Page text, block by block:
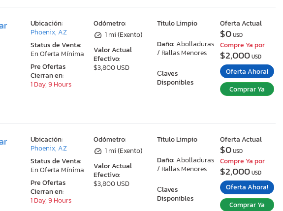
Odómetro:
1 mi (Exento)
Valor Actual
Efectivo:
$3,800 USD
Titulo Limpio
Daño: Abolladuras
/ Rallas Menores
Сlaves
Disponibles
Ubicación:
Phoenix, AZ
Status de Venta:
En Oferta Mínima
Pre Ofertas
Cierran en:
1 Day, 9 Hours
Oferta Actual
$0USD
Compre Ya por
$2,000USD
Oferta Ahora!
Comprar Ya
Odómetro:
1 mi (Exento)
Valor Actual
Efectivo:
$3,800 USD
Titulo Limpio
Daño: Abolladuras
/ Rallas Menores
Сlaves
Disponibles
Ubicación:
Phoenix, AZ
Status de Venta:
En Oferta Mínima
Pre Ofertas
Cierran en:
1 Day, 9 Hours
Oferta Actual
$0USD
Compre Ya por
$2,000USD
Oferta Ahora!
Comprar Ya